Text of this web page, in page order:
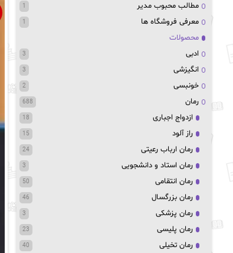
مطالب محبوب مدیر 1
معرفی فروشگاه ها 1
محصولات
ادبی
3
انگیزشی 3
خونبسی 2
رمان 688
ازدواج اجباری 18
راز آلود 15
رمان ارباب رعیتی 24
رمان استاد و دانشجویی 3
رمان انتقامی 50
رمان بزرگسال 46
رمان پزشکی 3
رمان پلیسی 23
رمان تخیلی 40